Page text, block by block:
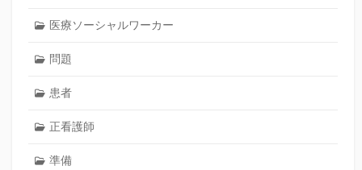
医療ソーシャルワーカー
問題
患者
正看護師
準備